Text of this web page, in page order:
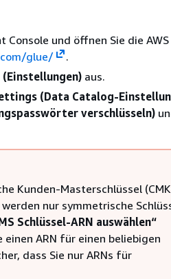
Console und öffnen Sie die AWS
glue/
.
aus.
(Data Catalog-
verschlüsseln)
Kunden-Masterschlüssel
werden nur symmetrische
Schlüssel-ARN auswählen“
einen ARN für einen beliebigen
dass Sie nur ARNs für